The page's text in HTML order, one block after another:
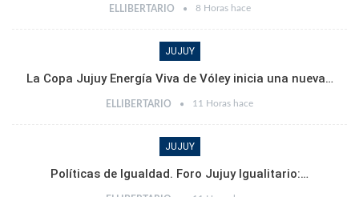
ELLIBERTARIO 8 Horas hace
JUJUY
La Copa Jujuy Energía Viva de Vóley inicia una nueva…
ELLIBERTARIO 11 Horas hace
JUJUY
Políticas de Igualdad. Foro Jujuy Igualitario:…